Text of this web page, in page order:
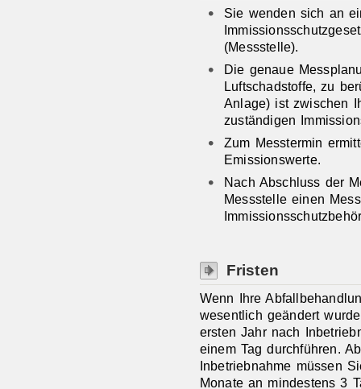
Sie wenden sich an
(Messstelle).
Die genaue
Luftschadstoffe, zu
Anlage) ist zwischen
zuständigen
Zum Messtermin
Emissionswerte.
Nach Abschluss der
Messstelle einen
Fristen
Wenn Ihre
wesentlich geändert
ersten Jahr nach
einem Tag durchführen.
Inbetriebnahme müssen
Monate an mindestens 3